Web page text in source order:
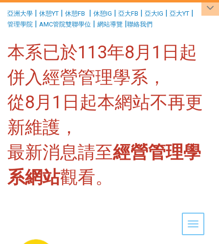
亞洲大學 | 休憩YT | 休憩FB | 休憩IG | 亞大FB | 亞大IG | 亞大YT |
管理學院 | AMC管院雙聯學位 | 網站導覽 |聯絡我們
本系已於113年8月1日起
併入經營管理學系，
從8月1日起本網站不再更
新維護，
最新消息請至經營管理學
系網站觀看。
Toggle